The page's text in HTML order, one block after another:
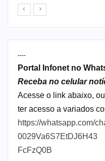
----
Portal Infonet no
Receba no celular
Acesse o link abaixo,
ter acesso a variados
https://whatsapp.com/
0029Va6S7EtDJ6H43
FcFzQ0B